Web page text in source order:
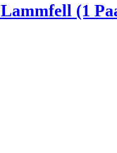
Lammfell (1